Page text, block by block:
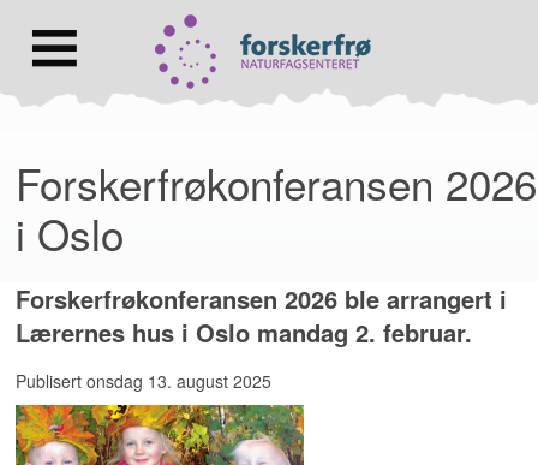
Hovedmeny
til
forsiden
Forskerfrøkonferansen 2026
i Oslo
Forskerfrøkonferansen 2026 ble arrangert i
Lærernes hus i Oslo mandag 2. februar.
Publisert onsdag 13. august 2025